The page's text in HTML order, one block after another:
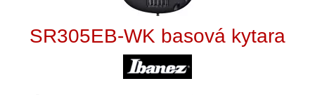
SR305EB-WK basová kytara